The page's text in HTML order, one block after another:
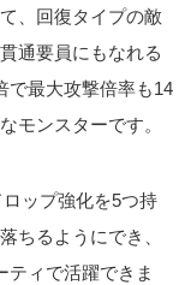
、回復タイプの敵
通要員にもなれる
で最大攻撃倍率も14
モンスターです。
ップ強化を5つ持
ちるようにでき、
ティで活躍できま